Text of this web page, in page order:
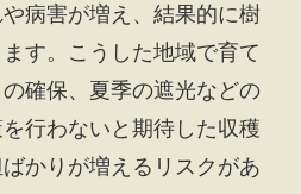
病害が増え、結果的に樹
す。こうした地域で育て
確保、夏季の遮光などの
行わないと期待した収穫
かりが増えるリスクがあ